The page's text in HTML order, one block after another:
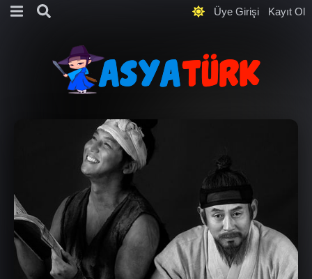
Üye Girişi Kayıt Ol